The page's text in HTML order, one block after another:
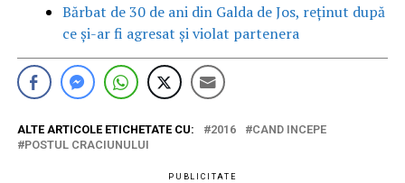
Bărbat de 30 de ani din Galda de Jos, reținut după
ce și-ar fi agresat și violat partenera
ALTE ARTICOLE ETICHETATE CU: 2016
CAND INCEPE
POSTUL CRACIUNULUI
PUBLICITATE